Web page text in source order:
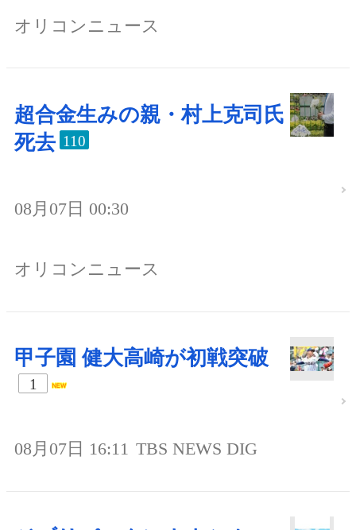
オリコンニュース
超合金生みの親・村上克司氏
死去 110
08月07日 00:30
オリコンニュース
甲子園 健大高崎が初戦突破
1
08月07日 16:11 TBS NEWS DIG